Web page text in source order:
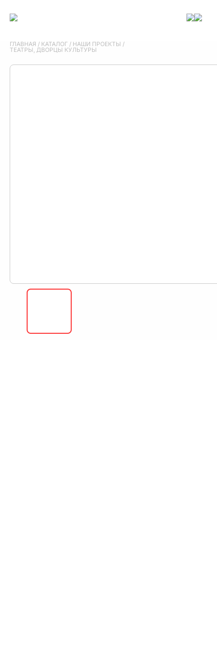
ГЛАВНАЯ / КАТАЛОГ / НАШИ ПРОЕКТЫ /
ТЕАТРЫ, ДВОРЦЫ КУЛЬТУРЫ